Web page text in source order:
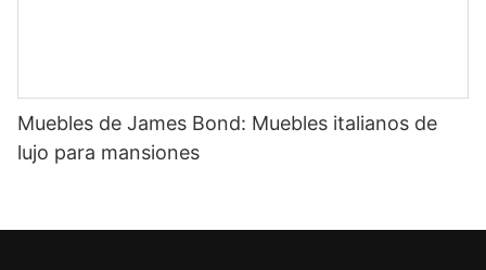
Muebles de James Bond: Muebles italianos de
lujo para mansiones